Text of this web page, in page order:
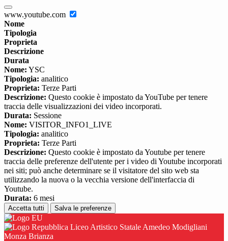
www.youtube.com
Nome
Tipologia
Proprieta
Descrizione
Durata
Nome: YSC
Tipologia: analitico
Proprieta: Terze Parti
Descrizione: Questo cookie è impostato da YouTube per tenere
traccia delle visualizzazioni dei video incorporati.
Durata: Sessione
Nome: VISITOR_INFO1_LIVE
Tipologia: analitico
Proprieta: Terze Parti
Descrizione: Questo cookie è impostato da Youtube per tenere
traccia delle preferenze dell'utente per i video di Youtube incorporati
nei siti; può anche determinare se il visitatore del sito web sta
utilizzando la nuova o la vecchia versione dell'interfaccia di
Youtube.
Durata: 6 mesi
Accetta tutti Salva le preferenze
Liceo Artistico Statale Amedeo Modigliani
Monza Brianza